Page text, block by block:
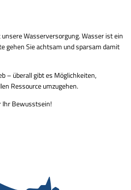
Wasserversorgung. Wasser ist ein
gehen Sie achtsam und sparsam damit
– überall gibt es Möglichkeiten,
Ressource umzugehen.
Ihr Bewusstsein!